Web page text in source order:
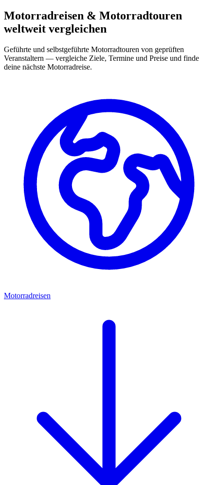
Motorradreisen & Motorradtouren
weltweit vergleichen
Geführte und selbstgeführte Motorradtouren von geprüften
Veranstaltern — vergleiche Ziele, Termine und Preise und finde
deine nächste Motorradreise.
Motorradreisen